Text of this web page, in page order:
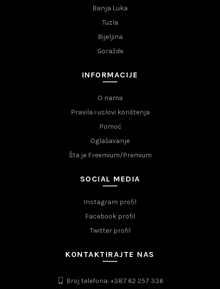
Banja Luka
Tuzla
Bijeljina
Goražde
INFORMACIJE
O nama
Pravila i uslovi korištenja
Pomoć
Oglašavanje
Šta je Freemium/Premium
SOCIAL MEDIA
Instagram profil
Facebook profil
Twitter profil
KONTAKTIRAJTE NAS
Broj telefona: +387 62 257 336